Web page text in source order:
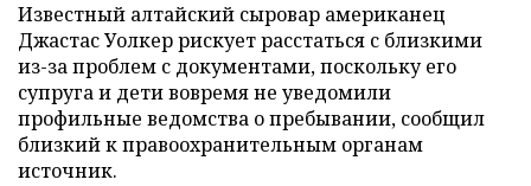
Известный алтайский сыровар американец
Джастас Уолкер рискует расстаться с близкими
из-за проблем с документами, поскольку его
супруга и дети вовремя не уведомили
профильные ведомства о пребывании, сообщил
близкий к правоохранительным органам
источник.